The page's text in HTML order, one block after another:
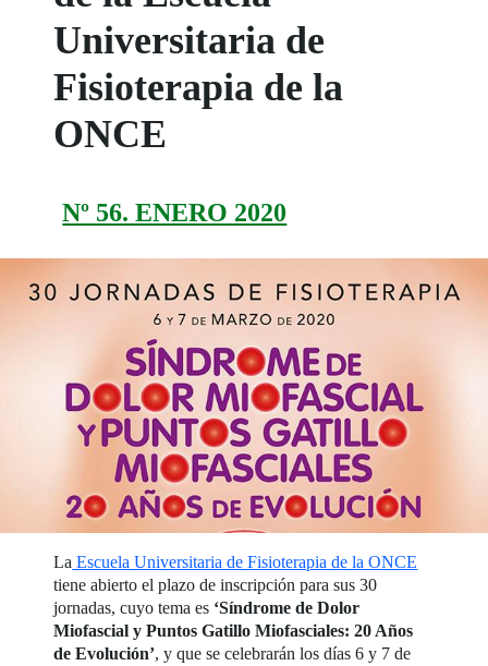
Universitaria de
Fisioterapia de la
ONCE
Nº 56. ENERO 2020
La Escuela Universitaria de Fisioterapia de la ONCE
tiene abierto el plazo de inscripción para sus 30
jornadas, cuyo tema es ‘Síndrome de Dolor
Miofascial y Puntos Gatillo Miofasciales: 20 Años
de Evolución’, y que se celebrarán los días 6 y 7 de